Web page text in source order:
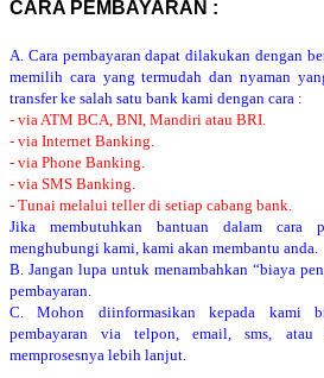
CARA PEMBAYARAN :
A. Cara pembayaran dapat dilakukan dengan
memilih cara yang termudah dan nyaman
transfer ke salah satu bank kami dengan cara :
- via ATM BCA, BNI, Mandiri atau BRI.
- via Internet Banking.
- via Phone Banking.
- via SMS Banking.
- Tunai melalui teller di setiap cabang bank.
Jika membutuhkan bantuan dalam cara
menghubungi kami, kami akan membantu anda.
B. Jangan lupa untuk menambahkan “biaya
pembayaran.
C. Mohon diinformasikan kepada kami
pembayaran via telpon, email, sms,
memprosesnya lebih lanjut.